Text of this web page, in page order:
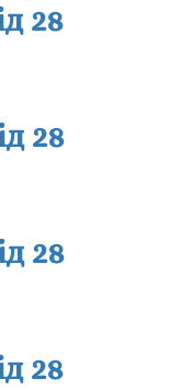
28
28
28
28